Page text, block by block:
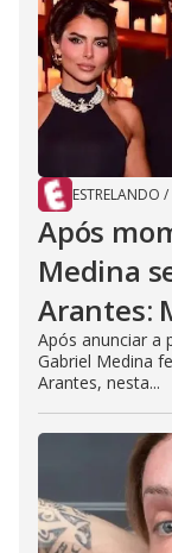
ESTRELANDO /
Após
Medina
Arantes:
Após anunciar a
Gabriel Medina
Arantes, nesta...